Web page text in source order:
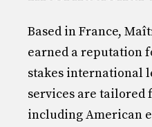
Based in France,
earned a reputation
stakes international
services are tailored
including American